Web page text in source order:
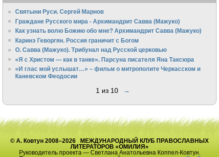
Святыни Руси. Сергей Марнов
Граждане Русского мира - Архимандрит Савва (Мажуко)
Как узнать волю Божию обо мне? Архимандрит Савва (Мажуко)
Каринэ Геворгян. Россия граничит с Богом
О. Савва (Мажуко). Трибунал над Русской церковью
«Я с Христом — как в танке». Парсуна писателя Яна Таксюра
«И глас мой услышат…» – фильм о митрополите Черкасском и
Каневском Феодосии
1 из 10 →
© А. Ковтун 2008–2026 МЕЖДУНАРОДНЫЙ КЛУБ ПРАВОСЛАВНЫХ
ЛИТЕРАТОРОВ «ОМИЛИЯ»
Руководитель проекта — Светлана Анатольевна Коппел-Ковтун.